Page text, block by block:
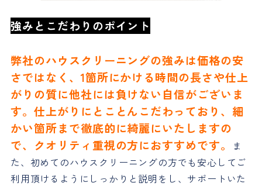
強みとこだわりのポイント
弊社のハウスクリーニングの強みは価格の安
さではなく、1箇所にかける時間の長さや仕上
がりの質に他社には負けない自信がございま
す。仕上がりにとことんこだわっており、細
かい箇所まで徹底的に綺麗にいたしますの
で、クオリティ重視の方におすすめです。
ま
た、初めてのハウスクリーニングの方でも安心してご
利用頂けるようにしっかりと説明をし、サポートいた